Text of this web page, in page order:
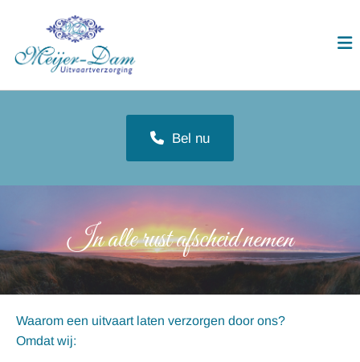
Bel nu
In alle rust afscheid nemen
Waarom een uitvaart laten verzorgen door ons?
Omdat wij: